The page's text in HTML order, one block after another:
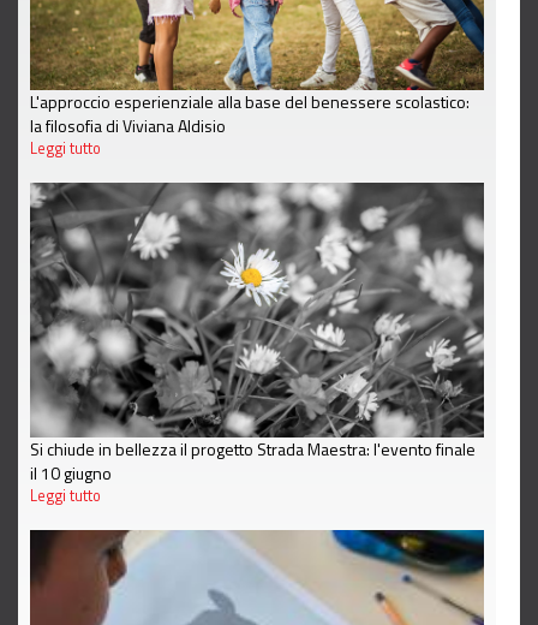
L'approccio esperienziale alla base del benessere scolastico:
la filosofia di Viviana Aldisio
Leggi tutto
Si chiude in bellezza il progetto Strada Maestra: l'evento finale
il 10 giugno
Leggi tutto